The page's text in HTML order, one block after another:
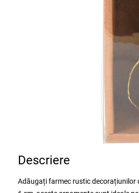
Descriere
Adăugați farmec rustic decorațiunilor